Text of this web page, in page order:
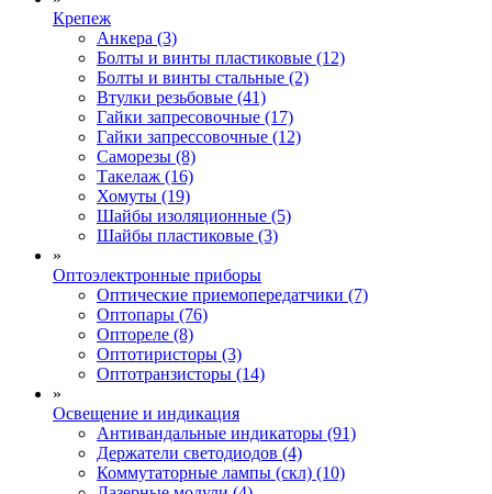
Крепеж
Анкера (3)
Болты и винты пластиковые (12)
Болты и винты стальные (2)
Втулки резьбовые (41)
Гайки запресовочные (17)
Гайки запрессовочные (12)
Саморезы (8)
Такелаж (16)
Хомуты (19)
Шайбы изоляционные (5)
Шайбы пластиковые (3)
»
Оптоэлектронные приборы
Оптические приемопередатчики (7)
Оптопары (76)
Оптореле (8)
Оптотиристоры (3)
Оптотранзисторы (14)
»
Освещение и индикация
Антивандальные индикаторы (91)
Держатели светодиодов (4)
Коммутаторные лампы (скл) (10)